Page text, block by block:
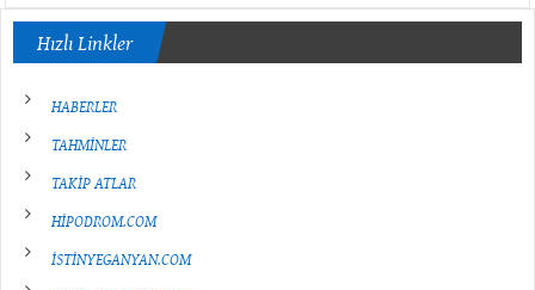
Hızlı Linkler
HABERLER
TAHMİNLER
TAKİP ATLAR
HİPODROM.COM
İSTİNYEGANYAN.COM